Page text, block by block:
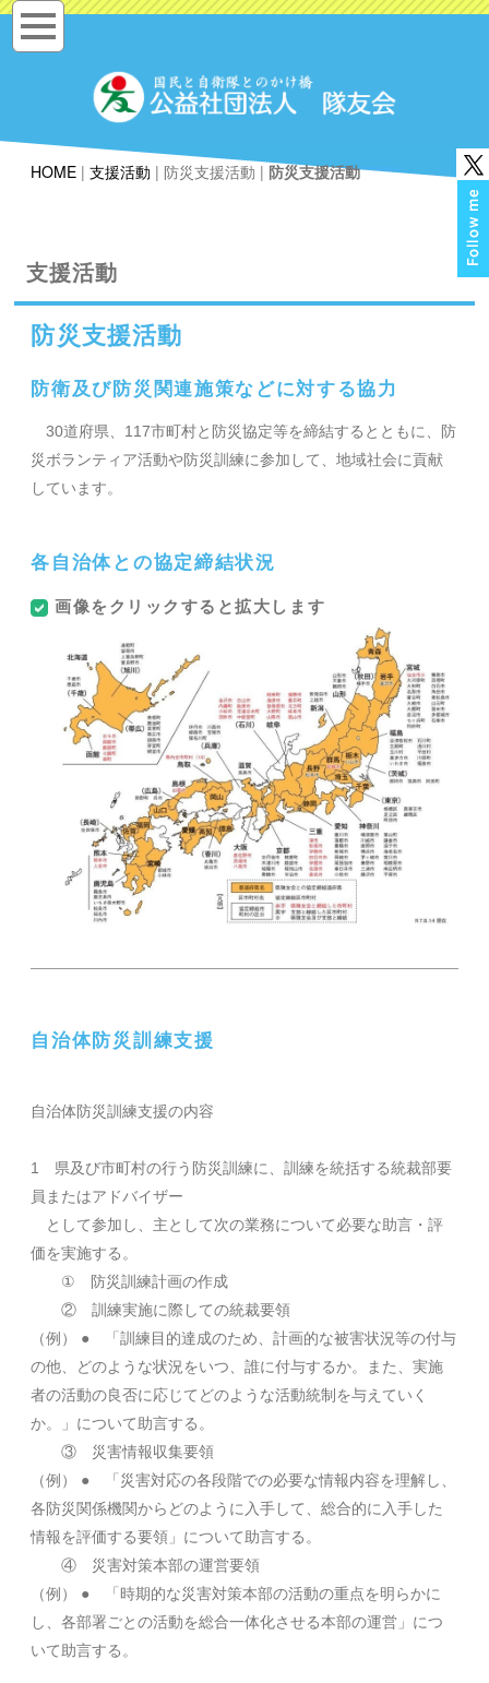
HOME |支援活動 | 防災支援活動 | 防災支援活動
支援活動
防災支援活動
防衛及び防災関連施策などに対する協力
30道府県、117市町村と防災協定等を締結するとともに、防
災ボランティア活動や防災訓練に参加して、地域社会に貢献
しています。
各自治体との協定締結状況
画像をクリックすると拡大します
自治体防災訓練支援
自治体防災訓練支援の内容
1 県及び市町村の行う防災訓練に、訓練を統括する統裁部要
員またはアドバイザー
として参加し、主として次の業務について必要な助言・評
価を実施する。
① 防災訓練計画の作成
② 訓練実施に際しての統裁要領
（例） ● 「訓練目的達成のため、計画的な被害状況等の付与
の他、どのような状況をいつ、誰に付与するか。また、実施
者の活動の良否に応じてどのような活動統制を与えていく
か。」について助言する。
③ 災害情報収集要領
（例） ● 「災害対応の各段階での必要な情報内容を理解し、
各防災関係機関からどのように入手して、総合的に入手した
情報を評価する要領」について助言する。
④ 災害対策本部の運営要領
（例） ● 「時期的な災害対策本部の活動の重点を明らかに
し、各部署ごとの活動を総合一体化させる本部の運営」につ
いて助言する。